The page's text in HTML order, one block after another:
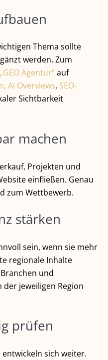
Thema sollte
werden. Zum
„GEO Agentur“auf
AI Overviews, SEO-
Sichtbarkeit
machen
Projekten und
einfließen. Genau
zum Wettbewerb.
stärken
sein, wenn sie mehr
regionale Inhalte
und
jeweiligen Region
prüfen
sich weiter.